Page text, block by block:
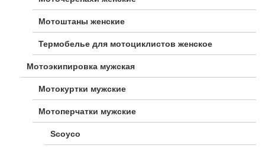
Мотоштаны женские
Термобелье для мотоциклистов женское
Мотоэкипировка мужская
Мотокуртки мужские
Мотоперчатки мужские
Scoyco